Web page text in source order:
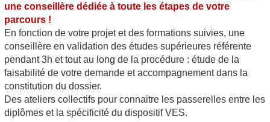
une conseillère dédiée à toute les étapes de votre
parcours !
En fonction de votre projet et des formations suivies, une
conseillère en validation des études supérieuresréférente
pendant 3h et tout au long de la procédure : étude de la
faisabilité de votre demande et accompagnement dans la
constitution du dossier.
Des ateliers collectifs pour connaitre les passerelles entre les
diplômes et la spécificité du dispositif VES.